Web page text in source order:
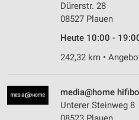
Dürerstr. 28
08527 Plauen
Heute 10:00 -
242,32 km •
media@home
Unterer Steinweg 8